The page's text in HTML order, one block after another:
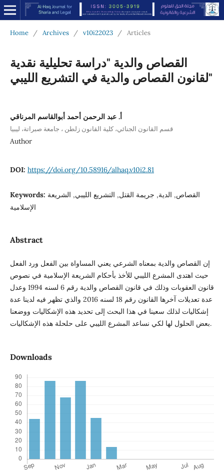
Home / Archives / v10i22023 / Articles
القصاص والدية "دراسة تحليلية نقدية
لقانون القصاص والدية في التشريع الليبي"
أ. عبد الرحمن أحمد أبوالقاسم المرناقي
قسم القانون الجنائي، كلية القانون زلطن ، جامعة صبراتة، ليبيا
Author
DOI: https://doi.org/10.58916/alhaq.v10i2.81
Keywords: القصاص, الدية, جريمة القتل, التشريع الليبي, الشريعة
الإسلامية
Abstract
إن القصاص والدية بمعناه الشرعي يعني المساواة بين الفعل ورد الفعل
حيث اهتدى المشرع الليبي للأخذ بأحكام الشريعة الإسلامية في نصوص
قانون العقوبات وذلك في قانون القصاص والدية رقم 6 لسنه 1994 وعدل
عدة تعديلات آخرها القانون رقم 18 لسنه 2016 والذي تظهر فيه لدينا عدة
إشكاليات لذلك سعينا في هذا البحث إلى تحديد هذه الإشكاليات ووضعنا
بعض الحلول لها لكي نساعد المشرع الليبي على حلحلة هذه الإشكاليات.
Downloads